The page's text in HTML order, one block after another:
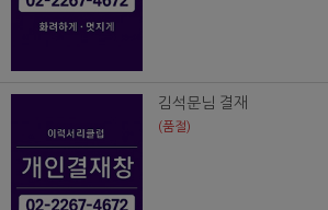
김석문님 결재
(품절)